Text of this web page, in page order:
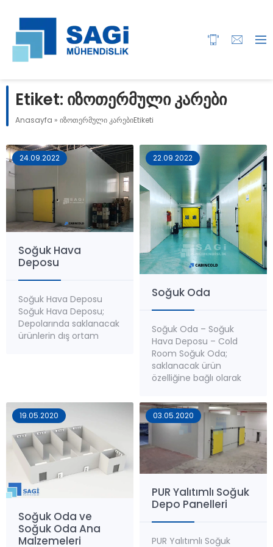
Etiket: იზოთერმული კარები
Anasayfa » იზოთერმული კარებიEtiketi
24.09.2022
Soğuk Hava
Deposu
Soğuk Hava Deposu
Soğuk Hava Deposu;
Depolarında saklanacak
ürünlerin dış ortam
edilmesini sağlayan
mahallerin
oluşturulmasını sağlar.
Soğuk Hava Depoları;
Saklanacak ürün
cinsine, ürün özelliğin,
istenilen sıcaklık ve
istenilen nem değerine
göstermektedir. Ancak
genel olarak
depolamada
22.09.2022
Soğuk Oda
Soğuk Oda – Soğuk
Hava Deposu – Cold
Room Soğuk Oda;
saklanacak ürün
özelliğine bağlı olarak
tercih edilen depolama
şeklidir. Soğuk hava
depolarının, standart
olarak -5°C ile +5°C
sıcaklık arasında
koşullandırılması gerekir.
Saklama süreleri; ürün
niteliğine göre ve
depolama süresine
göre değişir. Uygun bir
sıcaklık seviyesi
sağlandığı...
19.05.2020
Soğuk Oda ve
Soğuk Oda Ana
Malzemeleri
03.05.2020
PUR Yalıtımlı Soğuk
Depo Panelleri
PUR Yalıtımlı Soğuk